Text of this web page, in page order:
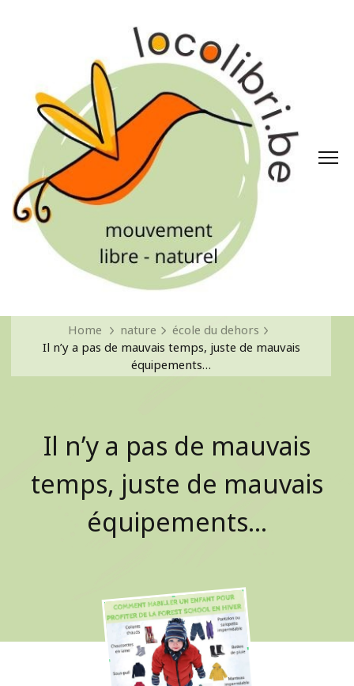
Home nature
école du dehors
Il n’y a pas de mauvais temps, juste de mauvais
équipements…
Il n’y a pas de mauvais
temps, juste de mauvais
équipements…